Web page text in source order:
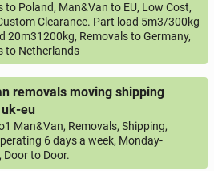
to Poland, Man&Van to EU, Low Cost,
Clearance. Part load 5m3/300kg
20m31200kg, Removals to Germany,
to Netherlands
removals moving shipping
eu
Man&Van, Removals, Shipping,
6 days a week, Monday-
Door to Door.